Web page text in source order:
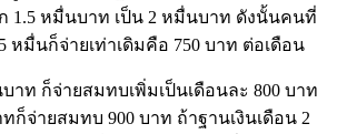
1.5 หมื่นบาท เป็น 2 หมื่นบาท ดังนั้นคนที่
หมื่นก็จ่ายเท่าเดิมคือ 750 บาท ต่อเดือน
าท ก็จ่ายสมทบเพิ่มเป็นเดือนละ 800 บาท
ก็จ่ายสมทบ 900 บาท ถ้าฐานเงินเดือน 2